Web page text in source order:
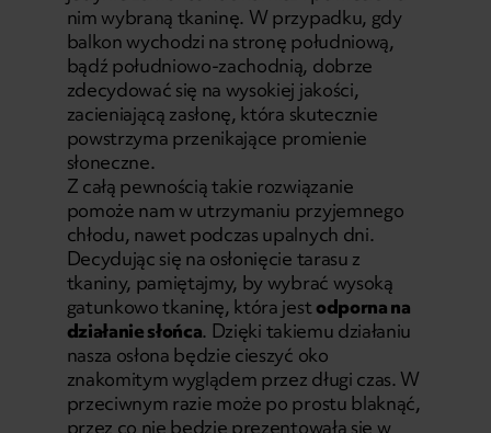
nim wybraną tkaninę. W przypadku, gdy
balkon wychodzi na stronę południową,
bądź południowo-zachodnią, dobrze
zdecydować się na wysokiej jakości,
zacieniającą zasłonę, która skutecznie
powstrzyma przenikające promienie
słoneczne.
Z całą pewnością takie rozwiązanie
pomoże nam w utrzymaniu przyjemnego
chłodu, nawet podczas upalnych dni.
Decydując się na osłonięcie tarasu z
tkaniny, pamiętajmy, by wybrać wysoką
gatunkowo tkaninę, która jestodporna na
działanie słońca. Dzięki takiemu działaniu
nasza osłona będzie cieszyć oko
znakomitym wyglądem przez długi czas. W
przeciwnym razie może po prostu blaknąć,
przez co nie będzie prezentowała się w